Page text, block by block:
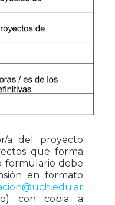
a del proyecto
que forma
formulario debe
en formato
con copia a